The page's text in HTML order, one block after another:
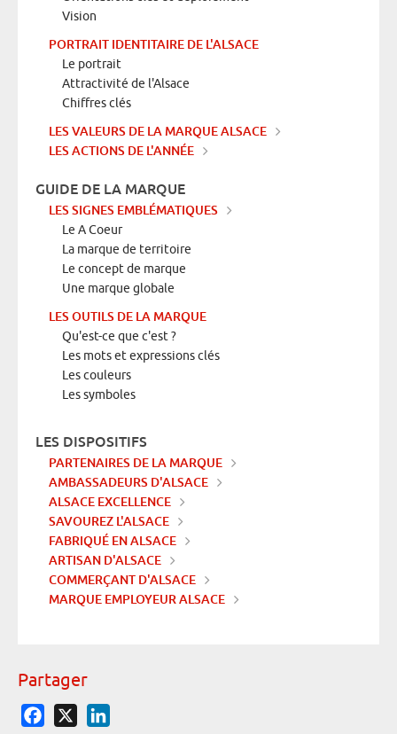
Vision
PORTRAIT IDENTITAIRE DE L'ALSACE
Le portrait
Attractivité de l'Alsace
Chiffres clés
LES VALEURS DE LA MARQUE ALSACE
LES ACTIONS DE L'ANNÉE
GUIDE DE LA MARQUE
LES SIGNES EMBLÉMATIQUES
Le A Coeur
La marque de territoire
Le concept de marque
Une marque globale
LES OUTILS DE LA MARQUE
Qu'est-ce que c'est ?
Les mots et expressions clés
Les couleurs
Les symboles
LES DISPOSITIFS
PARTENAIRES DE LA MARQUE
AMBASSADEURS D'ALSACE
ALSACE EXCELLENCE
SAVOUREZ L'ALSACE
FABRIQUÉ EN ALSACE
ARTISAN D'ALSACE
COMMERÇANT D'ALSACE
MARQUE EMPLOYEUR ALSACE
Partager
Facebook